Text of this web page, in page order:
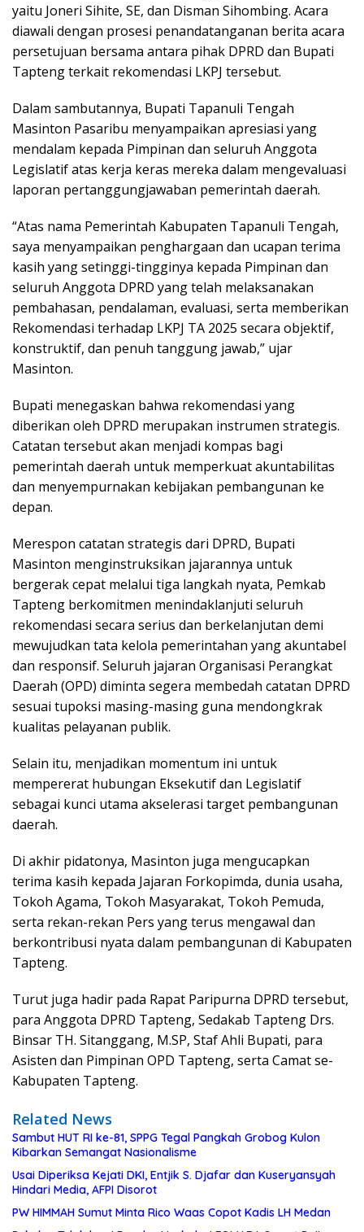
yaitu Joneri Sihite, SE, dan Disman Sihombing. Acara
diawali dengan prosesi penandatanganan berita acara
persetujuan bersama antara pihak DPRD dan Bupati
Tapteng terkait rekomendasi LKPJ tersebut.
Dalam sambutannya, Bupati Tapanuli Tengah
Masinton Pasaribu menyampaikan apresiasi yang
mendalam kepada Pimpinan dan seluruh Anggota
Legislatif atas kerja keras mereka dalam mengevaluasi
laporan pertanggungjawaban pemerintah daerah.
“Atas nama Pemerintah Kabupaten Tapanuli Tengah,
saya menyampaikan penghargaan dan ucapan terima
kasih yang setinggi-tingginya kepada Pimpinan dan
seluruh Anggota DPRD yang telah melaksanakan
pembahasan, pendalaman, evaluasi, serta memberikan
Rekomendasi terhadap LKPJ TA 2025 secara objektif,
konstruktif, dan penuh tanggung jawab,” ujar
Masinton.
Bupati menegaskan bahwa rekomendasi yang
diberikan oleh DPRD merupakan instrumen strategis.
Catatan tersebut akan menjadi kompas bagi
pemerintah daerah untuk memperkuat akuntabilitas
dan menyempurnakan kebijakan pembangunan ke
depan.
Merespon catatan strategis dari DPRD, Bupati
Masinton menginstruksikan jajarannya untuk
bergerak cepat melalui tiga langkah nyata, Pemkab
Tapteng berkomitmen menindaklanjuti seluruh
rekomendasi secara serius dan berkelanjutan demi
mewujudkan tata kelola pemerintahan yang akuntabel
dan responsif. Seluruh jajaran Organisasi Perangkat
Daerah (OPD) diminta segera membedah catatan DPRD
sesuai tupoksi masing-masing guna mendongkrak
kualitas pelayanan publik.
Selain itu, menjadikan momentum ini untuk
mempererat hubungan Eksekutif dan Legislatif
sebagai kunci utama akselerasi target pembangunan
daerah.
Di akhir pidatonya, Masinton juga mengucapkan
terima kasih kepada Jajaran Forkopimda, dunia usaha,
Tokoh Agama, Tokoh Masyarakat, Tokoh Pemuda,
serta rekan-rekan Pers yang terus mengawal dan
berkontribusi nyata dalam pembangunan di Kabupaten
Tapteng.
Turut juga hadir pada Rapat Paripurna DPRD tersebut,
para Anggota DPRD Tapteng, Sedakab Tapteng Drs.
Binsar TH. Sitanggang, M.SP, Staf Ahli Bupati, para
Asisten dan Pimpinan OPD Tapteng, serta Camat se-
Kabupaten Tapteng.
Related News
Sambut HUT RI ke-81, SPPG Tegal Pangkah Grobog Kulon
Kibarkan Semangat Nasionalisme
Usai Diperiksa Kejati DKI, Entjik S. Djafar dan Kuseryansyah
Hindari Media, AFPI Disorot
PW HIMMAH Sumut Minta Rico Waas Copot Kadis LH Medan